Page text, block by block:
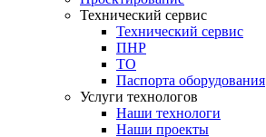
Технический сервис
Технический сервис
ПНР
ТО
Паспорта оборудования
Услуги технологов
Наши технологи
Наши проекты